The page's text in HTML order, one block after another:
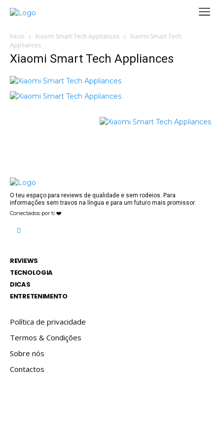
Início Xiaomi Smart Tech Appliances
Xiaomi Smart Tech
Appliances
Xiaomi Smart Tech Appliances
O teu espaço para reviews de qualidade e sem rodeios. Para
informações sem travos na língua e para um futuro mais promissor.
Conectados por ti ❤️
REVIEWS
TECNOLOGIA
DICAS
ENTRETENIMENTO
Política de privacidade
Termos & Condições
Sobre nós
Contactos